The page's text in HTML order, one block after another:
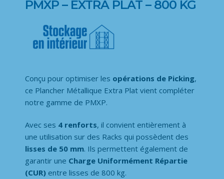
PMXP – EXTRA PLAT – 800 KG
Conçu pour optimiser les opérations de Picking,
ce Plancher Métallique Extra Plat vient compléter
notre gamme de PMXP.
Avec ses 4 renforts, il convient entièrement à
une utilisation sur des Racks qui possèdent des
lisses de 50 mm. Ils permettent également de
garantir une Charge Uniformément Répartie
(CUR) entre lisses de 800 kg.